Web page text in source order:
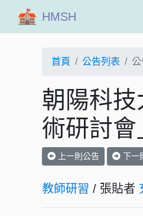
HMSH
首頁 公告列表
朝陽科
術研討會
上一則公告 下一
教師研習 / 張貼者